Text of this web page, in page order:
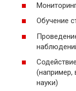
Обучение
(например,
науки)